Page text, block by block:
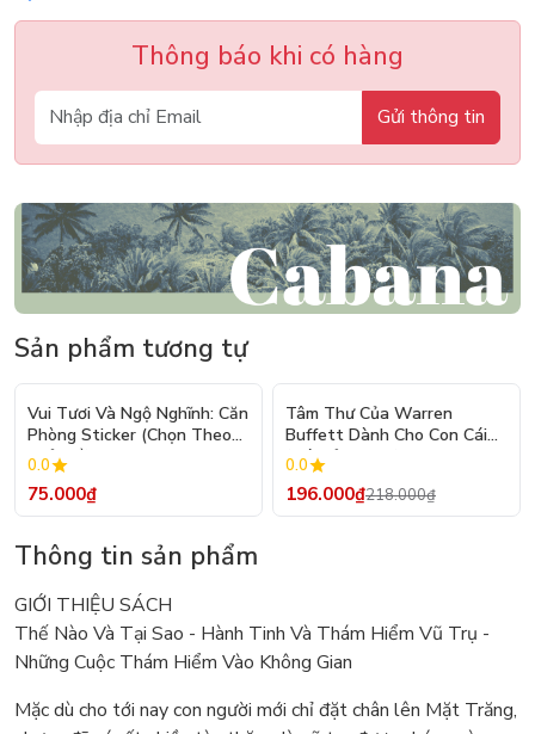
Thông báo khi có hàng
Gửi thông tin
Sản phẩm tương tự
Vui Tươi Và Ngộ Nghĩnh: Căn
Phòng Sticker (Chọn Theo
Chủ Đề) - Hơn 250 Sticker
0.0
75.000₫
Tâm Thư Của Warren
Buffett Dành Cho Con Cái
(Tái Bản 2026)
0.0
196.000₫218.000₫
Thông tin sản phẩm
GIỚI THIỆU SÁCH
Thế Nào Và Tại Sao - Hành Tinh Và Thám Hiểm Vũ Trụ -
Những Cuộc Thám Hiểm Vào Không Gian
Mặc dù cho tới nay con người mới chỉ đặt chân lên Mặt Trăng,